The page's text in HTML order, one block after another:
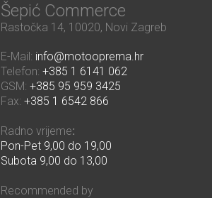
Šepić Commerce
Rastočka 14, 10020, Novi Zagreb
E-Mail: info@motooprema.hr
Telefon: +385 1 6141 062
GSM: +385 95 959 3425
Fax: +385 1 6542 866
Radno vrijeme:
Pon-Pet 9,00 do 19,00
Subota 9,00 do 13,00
Recommended by